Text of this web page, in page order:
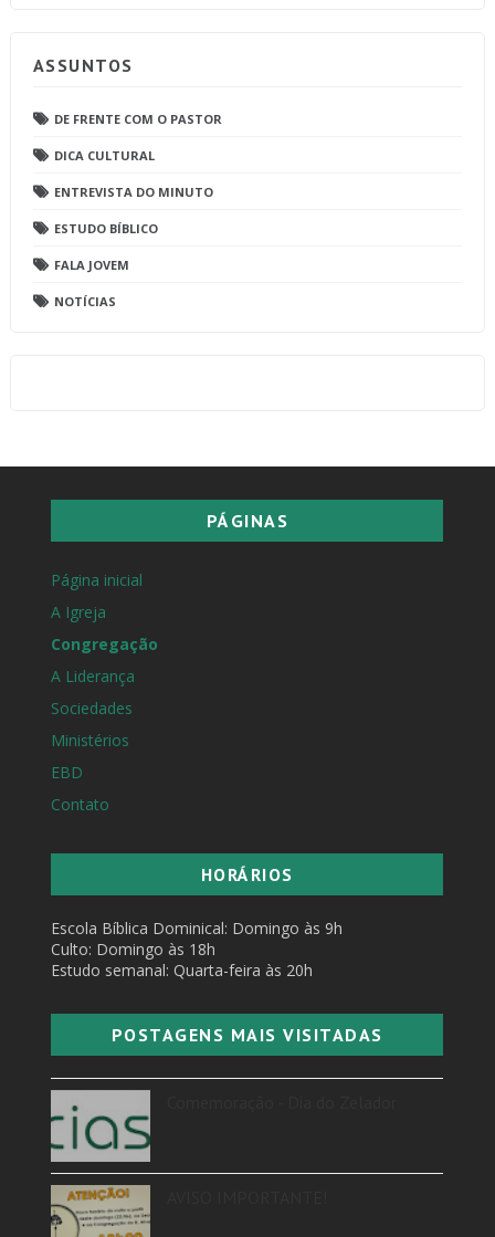
ASSUNTOS
DE FRENTE COM O PASTOR
DICA CULTURAL
ENTREVISTA DO MINUTO
ESTUDO BÍBLICO
FALA JOVEM
NOTÍCIAS
PÁGINAS
Página inicial
A Igreja
Congregação
A Liderança
Sociedades
Ministérios
EBD
Contato
HORÁRIOS
Escola Bíblica Dominical: Domingo às 9h
Culto: Domingo às 18h
Estudo semanal: Quarta-feira às 20h
POSTAGENS MAIS VISITADAS